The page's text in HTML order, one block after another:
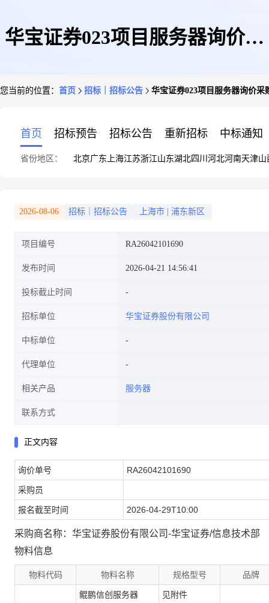
华宝证券023项目服务器询价采
您当前的位置： 首页 招标｜招标公告 华宝证券023项目服务器询价
首页 招标预告 招标公告 重新招标 中标通知
省份地区： 北京广东 上海江苏浙江山东湖北四川 河北河南天津山
2026-08-06 招标｜招标公告 上海市 浦东新区
项目编号 RA26042101690
发布时间 2026-04-21 14:56:41
投标截止时间
招标单位 华宝证券股份有限公司
中标单位
代理单位
相关产品 服务器
联系方式
正文内容
询价单号 RA26042101690
采购员
报名截至时间 2026-04-29T10:00
采购商名称：华宝证券股份有限公司-华宝证券/信息技术部
物料信息
物料代码 物料名称 规格型号 品牌
鲲鹏信创服务器 见附件